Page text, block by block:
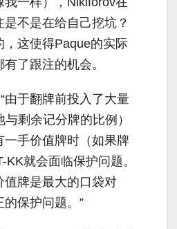
不是在给自己挖坑？
，这使得Paque的实际
了跟注的机会。
由于翻牌前投入了大量
剩余记分牌的比例）
手价值牌时（如果牌
就会面临保护问题。
值牌是最大的口袋对
保护问题。”